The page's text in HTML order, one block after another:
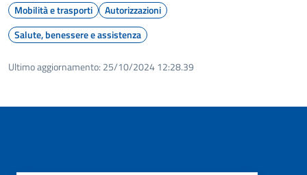
Mobilità e trasporti
Autorizzazioni
Salute, benessere e assistenza
Ultimo aggiornamento: 25/10/2024 12:28.39